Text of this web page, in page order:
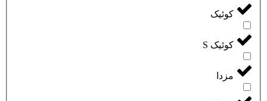
کوئیک
کوئیک S
مزدا